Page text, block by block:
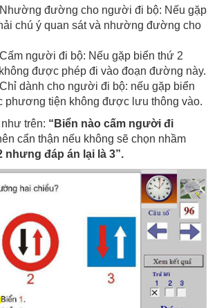
Nhường đường cho người đi bộ: Nếu gặp
chú ý quan sát và nhường đường cho
Cấm người đi bộ: Nếu gặp biển thứ 2
được phép đi vào đoạn đường này.
Chỉ dành cho người đi bộ: nếu gặp biển
phương tiện không được lưu thông vào.
trên: “Biển nào cấm người đi
cẩn thận nếu không sẽ chọn nhầm
nhưng đáp án lại là 3”.